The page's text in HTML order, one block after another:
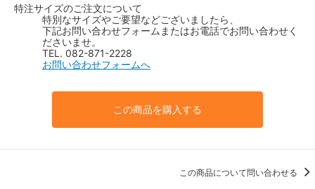
特注サイズのご注文について
特別なサイズやご要望などございましたら、
下記お問い合わせフォームまたはお電話でお問い合わせく
ださいませ。
TEL. 082-871-2228
お問い合わせフォームへ
この商品を購入する
この商品について問い合わせる